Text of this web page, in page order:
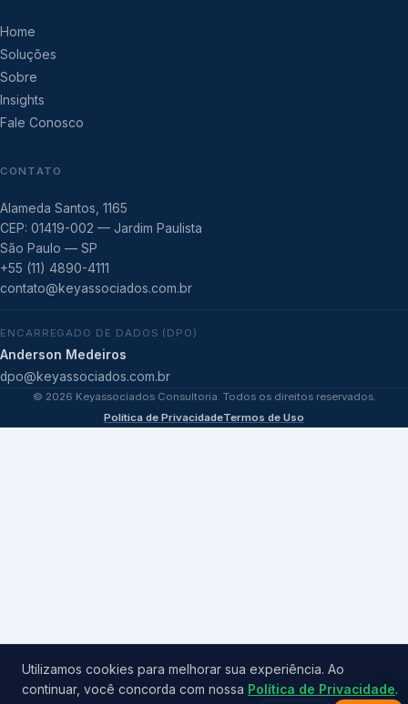
Home
Soluções
Sobre
Insights
Fale Conosco
CONTATO
Alameda Santos, 1165
CEP: 01419-002 — Jardim Paulista
São Paulo — SP
+55 (11) 4890-4111
contato@keyassociados.com.br
ENCARREGADO DE DADOS (DPO)
Anderson Medeiros
dpo@keyassociados.com.br
© 2026 Keyassociados Consultoria. Todos os direitos reservados.
Política de PrivacidadeTermos de Uso
Utilizamos cookies para melhorar sua experiência. Ao
continuar, você concorda com nossa Política de Privacidade.